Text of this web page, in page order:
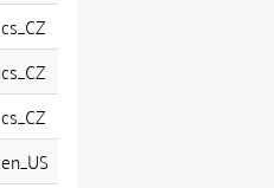
cs_CZ
cs_CZ
cs_CZ
en_US